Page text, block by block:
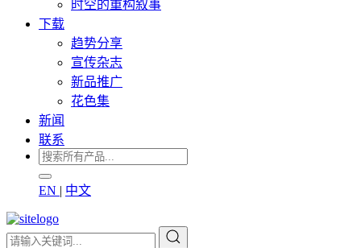
时空的重构叙事
下载
趋势分享
宣传杂志
新品推广
花色集
新闻
联系
EN | 中文